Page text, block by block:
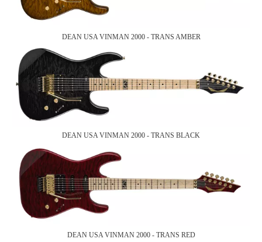
DEAN USA VINMAN 2000 - TRANS AMBER
DEAN USA VINMAN 2000 - TRANS BLACK
DEAN USA VINMAN 2000 - TRANS RED